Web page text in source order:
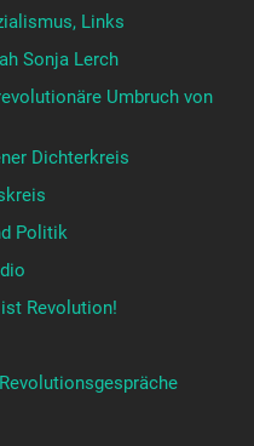
Links
Sonja Lerch
Umbruch von
Dichterkreis
Politik
Revolution!